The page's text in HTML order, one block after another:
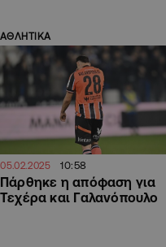
ΑΘΛΗΤΙΚΑ
05.02.2025 10:58
Πάρθηκε η απόφαση για
Τεχέρα και Γαλανόπουλο